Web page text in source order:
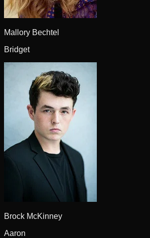
Mallory Bechtel
Bridget
Brock McKinney
Aaron